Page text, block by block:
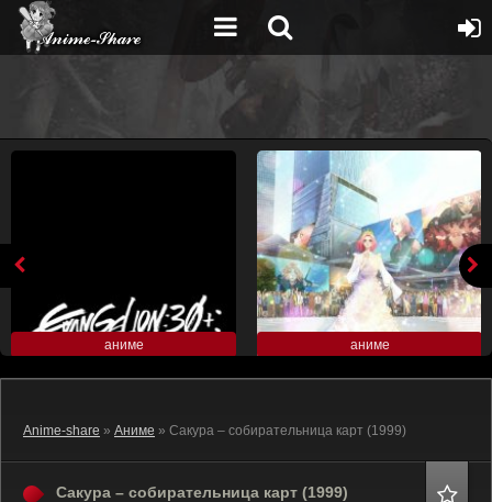
аниме аниме
Anime-share » Аниме » Сакура – собирательница карт (1999)
Сакура – собирательница карт (1999)